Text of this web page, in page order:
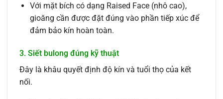
Với mặt bích có dạng Raised Face (nhô cao),
gioăng cần được đặt đúng vào phần tiếp xúc để
đảm bảo kín hoàn toàn.
3. Siết bulong đúng kỹ thuật
Đây là khâu quyết định độ kín và tuổi thọ của kết
nối.